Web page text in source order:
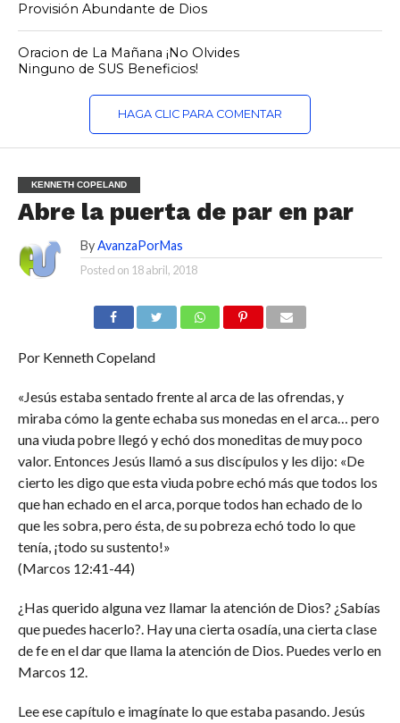
Provisión Abundante de Dios
Oracion de La Mañana ¡No Olvides
Ninguno de SUS Beneficios!
HAGA CLIC PARA COMENTAR
KENNETH COPELAND
Abre la puerta de par en par
By AvanzaPorMas
Posted on 18 abril, 2018
Por Kenneth Copeland
«Jesús estaba sentado frente al arca de las ofrendas, y
miraba cómo la gente echaba sus monedas en el arca… pero
una viuda pobre llegó y echó dos moneditas de muy poco
valor. Entonces Jesús llamó a sus discípulos y les dijo: «De
cierto les digo que esta viuda pobre echó más que todos los
que han echado en el arca, porque todos han echado de lo
que les sobra, pero ésta, de su pobreza echó todo lo que
tenía, ¡todo su sustento!»
(Marcos 12:41-44)
¿Has querido alguna vez llamar la atención de Dios? ¿Sabías
que puedes hacerlo?. Hay una cierta osadía, una cierta clase
de fe en el dar que llama la atención de Dios. Puedes verlo en
Marcos 12.
Lee ese capítulo e imagínate lo que estaba pasando. Jesús